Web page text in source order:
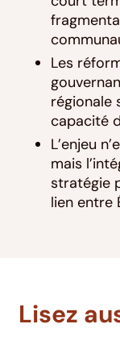
Les
régionale
capacité
L’enjeu
mais
stratégie
lien entre
Lisez